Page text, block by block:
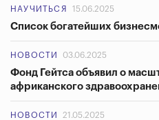
НАУЧИТЬСЯ 15.06.2025
Список богатейших
НОВОСТИ 03.06.2025
Фонд Гейтса объявил о
африканского
НОВОСТИ 21.05.2025